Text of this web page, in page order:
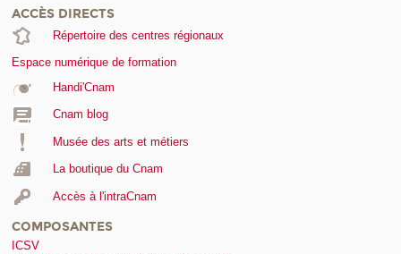
ACCÈS DIRECTS
Répertoire des centres régionaux
Espace numérique de formation
Handi'Cnam
Cnam blog
Musée des arts et métiers
La boutique du Cnam
Accès à l'intraCnam
COMPOSANTES
ICSV